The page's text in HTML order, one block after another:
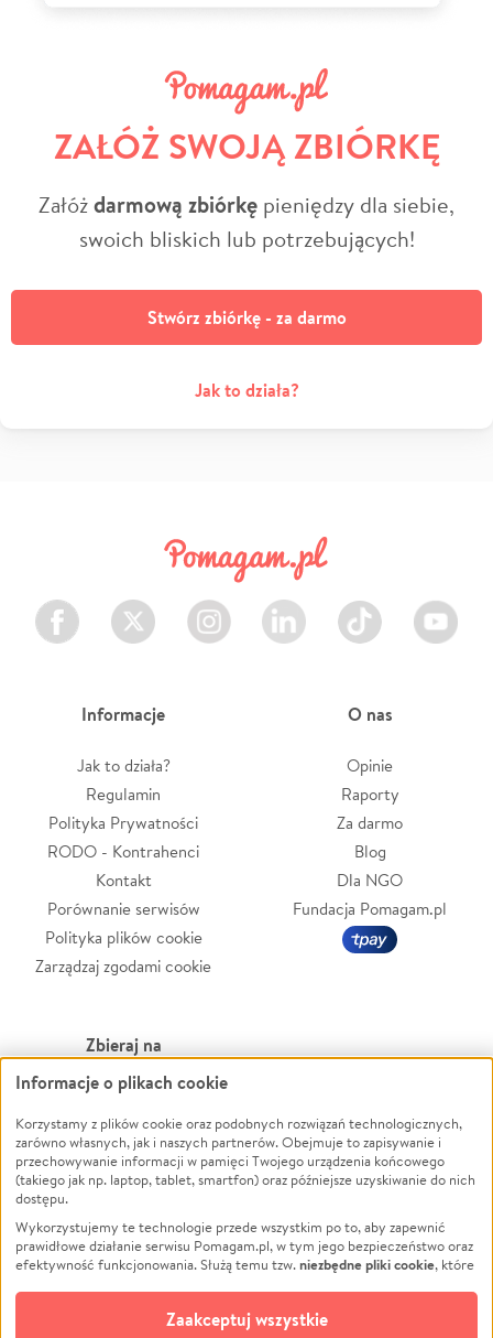
ZAŁÓŻ SWOJĄ ZBIÓRKĘ
Załóżdarmową zbiórkę pieniędzy dla siebie,
swoich bliskich lub potrzebujących!
Stwórz zbiórkę - za darmo
Jak to działa?
Facebook Twitter Instagram LinkedIn TikTok Youtube
Informacje
Jak to działa?
Regulamin
Polityka Prywatności
RODO - Kontrahenci
Kontakt
Porównanie serwisów
Polityka plików cookie
Zarządzaj zgodami cookie
O nas
Opinie
Raporty
Za darmo
Blog
Dla NGO
Fundacja Pomagam.pl
Zbieraj na
Leczenie
Zwierzęta
Pożar
Ukraina
Pomoc Finansowa
Projekty
Pogrzeb
Społeczność lokalna
Powódź
Wichura
NGO
Edukacja
Podróż
Impreza
Ochrona środowiska
Informacje o plikach cookie
Korzystamy z plików cookie oraz podobnych rozwiązań technologicznych,
zarówno własnych, jak i naszych partnerów. Obejmuje to zapisywanie i
przechowywanie informacji w pamięci Twojego urządzenia końcowego
(takiego jak np. laptop, tablet, smartfon) oraz późniejsze uzyskiwanie do nich
dostępu.
Wykorzystujemy te technologie przede wszystkim po to, aby zapewnić
prawidłowe działanie serwisu Pomagam.pl, w tym jego bezpieczeństwo oraz
efektywność funkcjonowania. Służą temu tzw.niezbędne pliki cookie, które
opcjonalnych plików cookie
technologii do celów analitycznych i retargetingowych. Możesz wyrazić
Zaakceptuj wszystkie